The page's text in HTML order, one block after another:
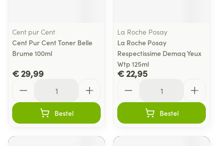
Cent pur Cent
Cent Pur Cent Toner Belle
Brume 100ml
€ 29,99
Bestel
La Roche Posay
La Roche Posay
Respectissime Demaq Yeux
Wtp 125ml
€ 22,95
Bestel